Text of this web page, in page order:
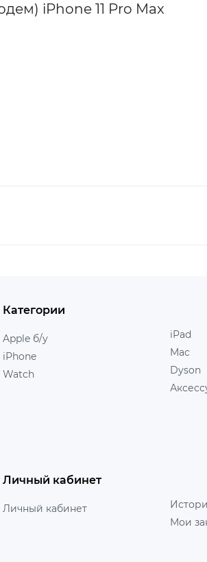
iPhone 11 Pro Max
Категории
Apple б/у
iPhone
Watch
iPad
Mac
Dyson
Личный кабинет
Личный кабинет
Мои